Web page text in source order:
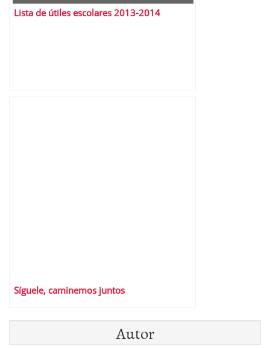
Lista de útiles escolares 2013-2014
Síguele, caminemos juntos
Autor